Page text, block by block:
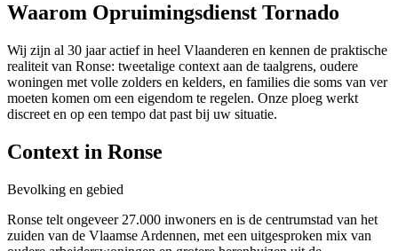
Waarom Opruimingsdienst Tornado
Wij zijn al 30 jaar actief in heel Vlaanderen en kennen de praktische
realiteit van Ronse: tweetalige context aan de taalgrens, oudere
woningen met volle zolders en kelders, en families die soms van ver
moeten komen om een eigendom te regelen. Onze ploeg werkt
discreet en op een tempo dat past bij uw situatie.
Context in Ronse
Bevolking en gebied
Ronse telt ongeveer 27.000 inwoners en is de centrumstad van het
zuiden van de Vlaamse Ardennen, met een uitgesproken mix van